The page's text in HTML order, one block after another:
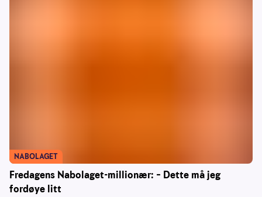
Fredagens Nabolaget-millionær: – Dette må jeg
fordøye litt
NABOLAGET